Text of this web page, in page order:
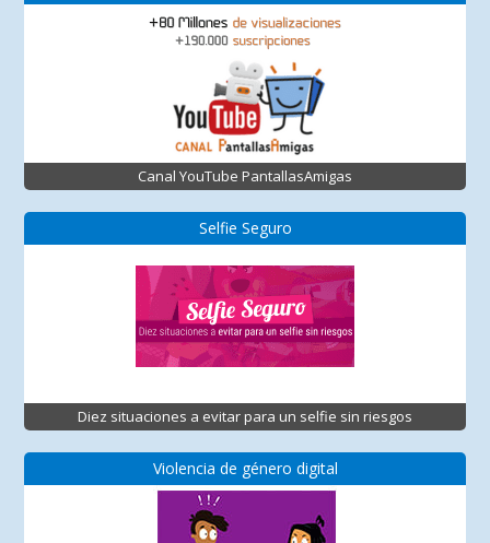
Canal YouTube PantallasAmigas
Selfie Seguro
Diez situaciones a evitar para un selfie sin riesgos
Violencia de género digital